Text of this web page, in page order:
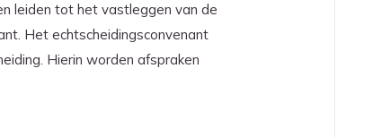
leiden tot het vastleggen van de
Het echtscheidingsconvenant
Hierin worden afspraken